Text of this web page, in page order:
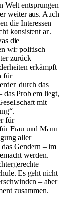
Welt entsprungen
weiter aus. Auch
die Interessen
konsistent an.
die
wir politisch
zurück –
erkämpft
für
durch das
das Problem liegt,
mit
für
Frau und Mann
aller
Gendern – im
werden.
Es geht nicht
– aber
zusammen.